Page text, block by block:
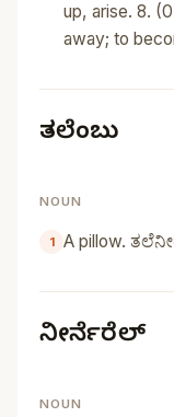
up, arise. 8.
away; to
ತಲೆಂಬು
NOUN
A pillow.
ನೀರ್ನೆರೆಲ್‌
NOUN